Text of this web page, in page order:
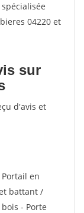
04220 et
sur
d'avis et
en
battant /
- Porte